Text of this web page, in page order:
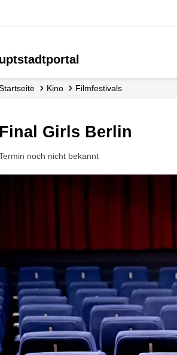
Startseite Kino Filmfestivals
Final Girls Berlin
noch nicht bekannt